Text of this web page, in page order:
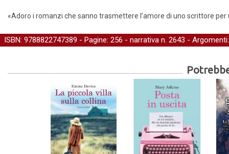
«Adoro i romanzi che sanno trasmettere l’amore di uno scrittore per
ISBN: 9788822747389 - Pagine: 256 - narrativa n. 2643 -